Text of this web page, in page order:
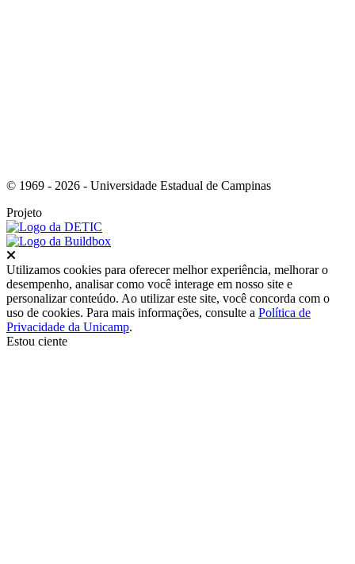
© 1969 - 2026 - Universidade Estadual de Campinas
Projeto
Utilizamos cookies para oferecer melhor experiência, melhorar o
desempenho, analisar como você interage em nosso site e
personalizar conteúdo. Ao utilizar este site, você concorda com o
uso de cookies. Para mais informações, consulte a Política de
Privacidade da Unicamp.
Estou ciente